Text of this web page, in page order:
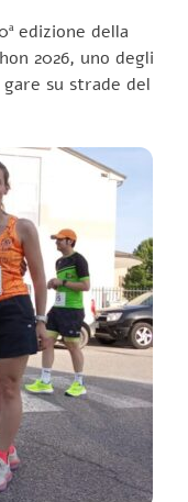
edizione della
2026, uno degli
su strade del